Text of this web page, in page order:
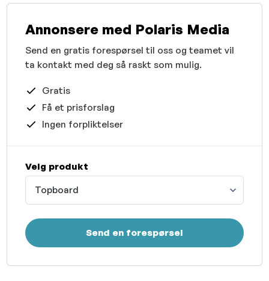
Annonsere med Polaris Media
Send en gratis forespørsel til oss og teamet vil
ta kontakt med deg så raskt som mulig.
Gratis
Få et prisforslag
Ingen forpliktelser
Velg produkt
Topboard
Send en forespørsel